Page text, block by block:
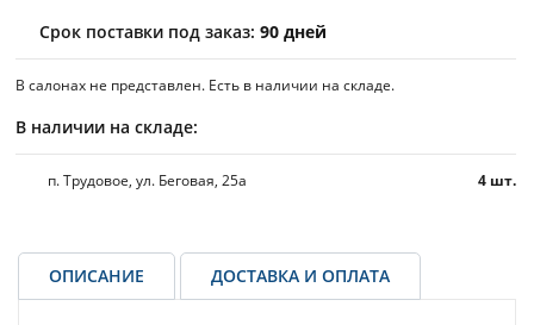
Срок поставки под заказ: 90 дней
В салонах не представлен. Есть в наличии на складе.
В наличии на складе:
п. Трудовое, ул. Беговая, 25а 4 шт.
ОПИСАНИЕ ДОСТАВКА И ОПЛАТА